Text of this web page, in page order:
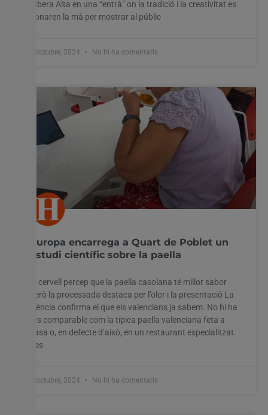
Ribera Alta en una “entrà” on la tradició i la creativitat es
donaren la mà per mostrar al públic
7 octubre, 2024 No hi ha comentaris
Europa encarrega a Quart de Poblet un
estudi científic sobre la paella
El cervell percep que la paella casolana té millor sabor
però la processada destaca per l’olor i la presentació La
ciència confirma el que els valencians ja sabem. No hi ha
res comparable com la típica paella valenciana feta a
casa o, en defecte d’això, en un restaurant especialitzat.
Les
7 octubre, 2024 No hi ha comentaris